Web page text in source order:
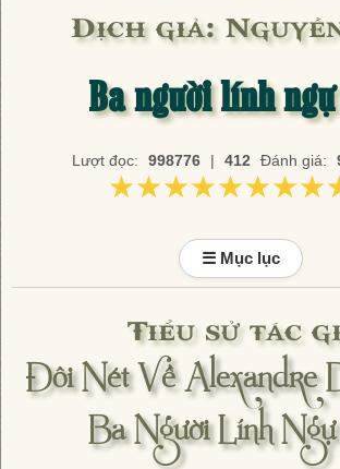
Dịch giả:
Ba người lính
Lượt đọc: 998776 | 412 Đánh giá:
☰ Mục lục
Tiểu sử tác
Đôi Nét Về Alexandre
Ba Người Lính